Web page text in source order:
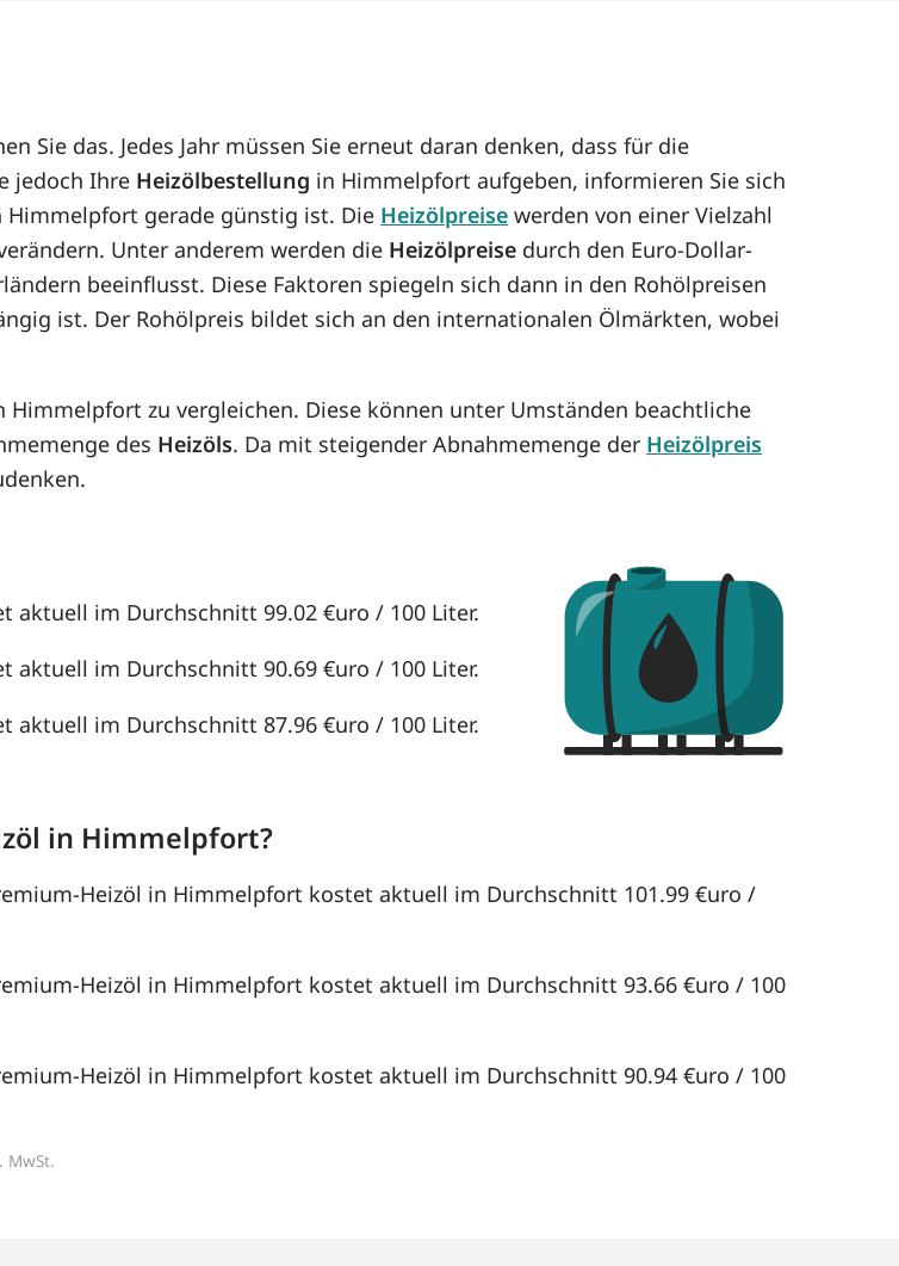
Sie das. Jedes Jahr müssen Sie erneut daran denken, dass für die
jedoch Ihre Heizölbestellung in Himmelpfort aufgeben, informieren Sie sich
gerade günstig ist. Die Heizölpreise werden von einer Vielzahl
Unter anderem werden die Heizölpreise durch den Euro-Dollar-
beeinflusst. Diese Faktoren spiegeln sich dann in den Rohölpreisen
ist. Der Rohölpreis bildet sich an den internationalen Ölmärkten, wobei
Himmelpfort zu vergleichen. Diese können unter Umständen beachtliche
des Heizöls. Da mit steigender Abnahmemenge der Heizölpreis
aktuell im Durchschnitt 99.02 €uro / 100 Liter.
aktuell im Durchschnitt 90.69 €uro / 100 Liter.
aktuell im Durchschnitt 87.96 €uro / 100 Liter.
in Himmelpfort?
Heizöl in Himmelpfort kostet aktuell im Durchschnitt 101.99 €uro /
Heizöl in Himmelpfort kostet aktuell im Durchschnitt 93.66 €uro / 100
Heizöl in Himmelpfort kostet aktuell im Durchschnitt 90.94 €uro / 100
MwSt.